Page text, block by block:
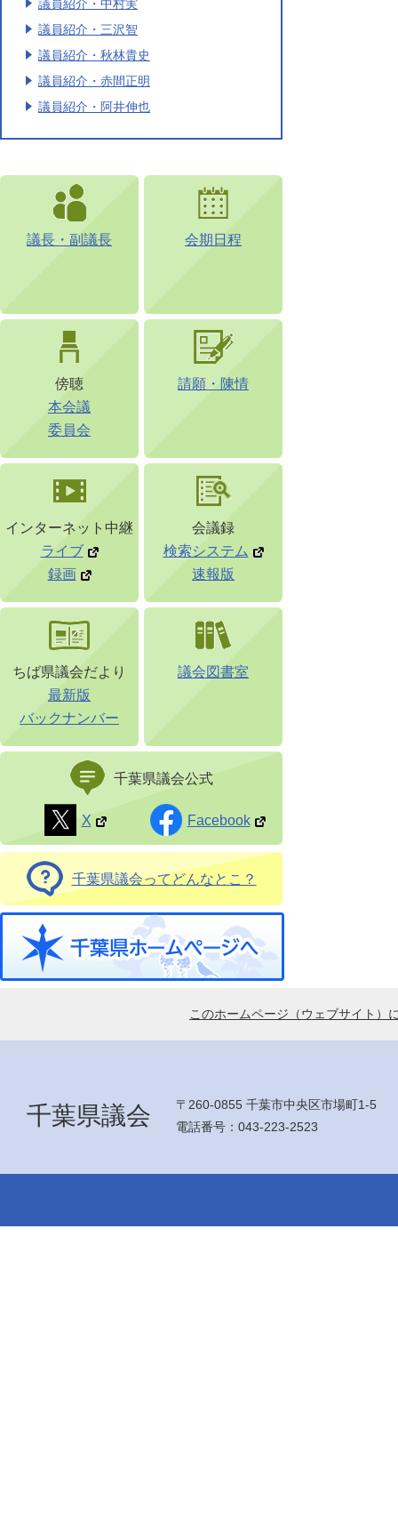
議員紹介・中村実
議員紹介・三沢智
議員紹介・秋林貴史
議員紹介・赤間正明
議員紹介・阿井伸也
議長・副議長 会期日程
傍聴
本会議
委員会
請願・陳情
インターネット中継
ライブ
録画
会議録
検索システム
速報版
ちば県議会だより
最新版
バックナンバー
議会図書室
千葉県議会公式
X Facebook
千葉県議会ってどんなとこ？
このホームページ（ウェブサイト）
千葉県議会
〒260-0855 千葉市中央区市場町1-5
電話番号：043-223-2523